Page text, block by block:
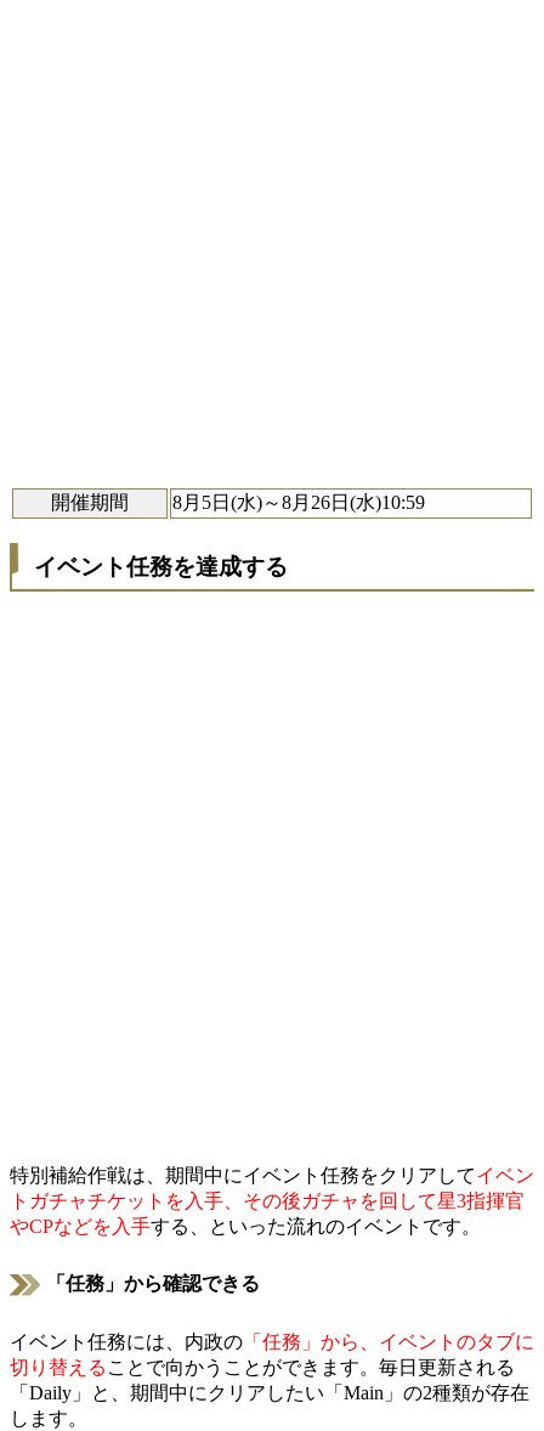
開催期間 8月5日(水)～8月26日(水)10:59
イベント任務を達成する
特別補給作戦は、期間中にイベント任務をクリアしてイベン
トガチャチケットを入手、その後ガチャを回して星3指揮官
やCPなどを入手する、といった流れのイベントです。
「任務」から確認できる
イベント任務には、内政の 「任務」から、イベントのタブに
切り替える ことで向かうことができます。毎日更新される
「Daily」と、期間中にクリアしたい「Main」の2種類が存在
します。